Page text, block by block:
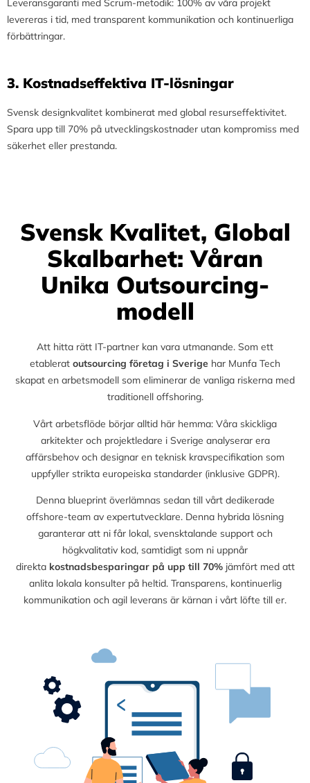
levereras i tid, med transparent kommunikation och kontinuerliga
förbättringar.
3.⁠ ⁠Kostnadseffektiva IT-lösningar
Svensk designkvalitet kombinerat med global resurseffektivitet.
Spara upp till 70% på utvecklingskostnader utan kompromiss med
säkerhet eller prestanda.
Svensk Kvalitet, Global
Skalbarhet: Våran
Unika Outsourcing-
modell
Att hitta rätt IT-partner kan vara utmanande. Som ett
etablerat outsourcing företag i Sverige har Munfa Tech
skapat en arbetsmodell som eliminerar de vanliga riskerna med
traditionell offshoring.
Vårt arbetsflöde börjar alltid här hemma: Våra skickliga
arkitekter och projektledare i Sverige analyserar era
affärsbehov och designar en teknisk kravspecifikation som
uppfyller strikta europeiska standarder (inklusive GDPR).
Denna blueprint överlämnas sedan till vårt dedikerade
offshore-team av expertutvecklare. Denna hybrida lösning
garanterar att ni får lokal, svensktalande support och
högkvalitativ kod, samtidigt som ni uppnår
direkta kostnadsbesparingar på upp till 70%jämfört med att
anlita lokala konsulter på heltid. Transparens, kontinuerlig
kommunikation och agil leverans är kärnan i vårt löfte till er.